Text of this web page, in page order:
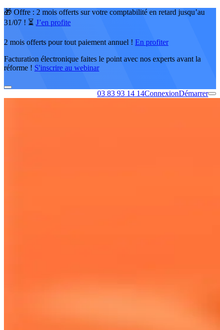
🎁 Offre : 2 mois offerts sur votre comptabilité en retard jusqu’au
31/07 ! ⏳ J’en profite
2 mois offerts pour tout paiement annuel ! En profiter
Facturation électronique faites le point avec nos experts avant la
réforme ! S'inscrire au webinar
03 83 93 14 14ConnexionDémarrer